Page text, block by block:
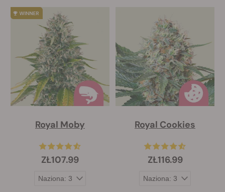
Royal Moby
ZŁ107.99
Royal Cookies
ZŁ116.99